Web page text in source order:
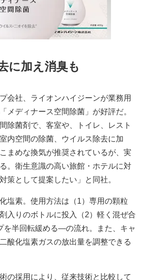
に加え消臭も
会社、ライオンハイジーンが業務用
メディナース空間除菌」が好評だ。
除菌剤で、客室や、トイレ、レスト
内空間の除菌、ウイルス除去に加
まめな換気が推奨されているが、実
。衛生意識の高い旅館・ホテルに対
策として提案したい」と同社。
塩素。使用方法は（1）専用の顆粒
入りのボトルに投入（2）軽く混ぜ合
を半回転緩める―の流れ。また、キャ
酸化塩素ガスの放出量を調整できる
の採用により、従来技術と比較して